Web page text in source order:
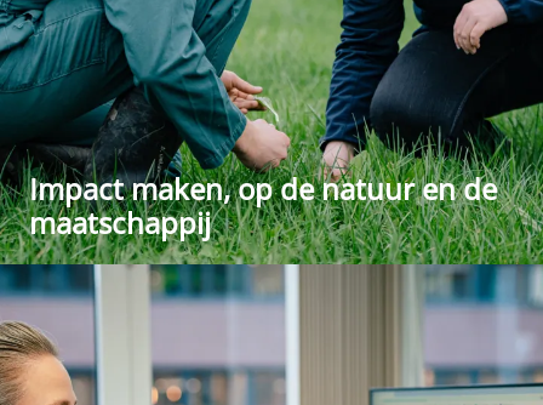
Impact maken, op de natuur en de
maatschappij